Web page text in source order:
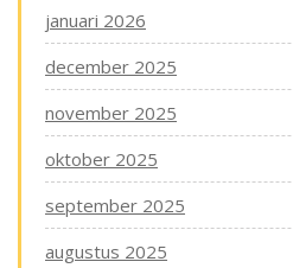
januari 2026
december 2025
november 2025
oktober 2025
september 2025
augustus 2025